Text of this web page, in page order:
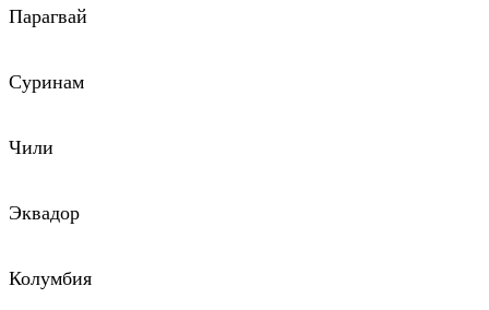
Парагвай
Суринам
Чили
Эквадор
Колумбия